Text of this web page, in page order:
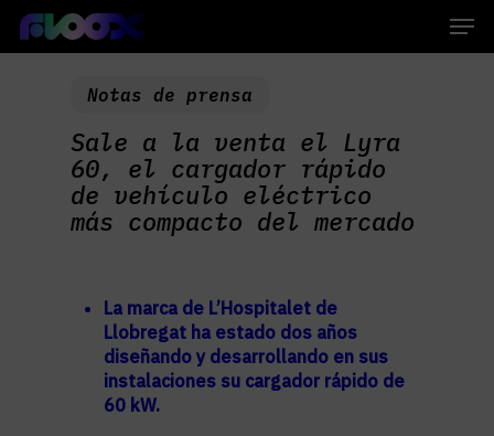
Skip
main
Notas de prensa
Sale a la venta el Lyra
60, el cargador rápido
de vehículo eléctrico
más compacto del mercado
La marca de L’Hospitalet de
Llobregat ha estado dos años
diseñando y desarrollando en sus
instalaciones su cargador rápido de
60 kW.